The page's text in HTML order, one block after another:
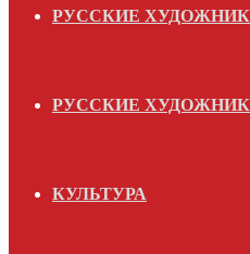
РУССКИЕ
РУССКИЕ
КУЛЬТУРА